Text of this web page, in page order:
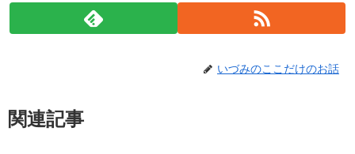
いづみのここだけのお話
関連記事